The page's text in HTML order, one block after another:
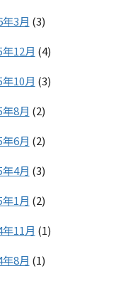
年3月 (3)
年12月 (4)
年10月 (3)
年8月 (2)
年6月 (2)
年4月 (3)
年1月 (2)
年11月 (1)
年8月 (1)